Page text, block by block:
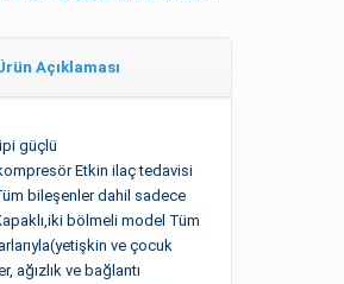
Açıklaması
güçlü
Etkin ilaç tedavisi
bileşenler dahil sadece
bölmeli model Tüm
ve çocuk
ağızlık ve bağlantı